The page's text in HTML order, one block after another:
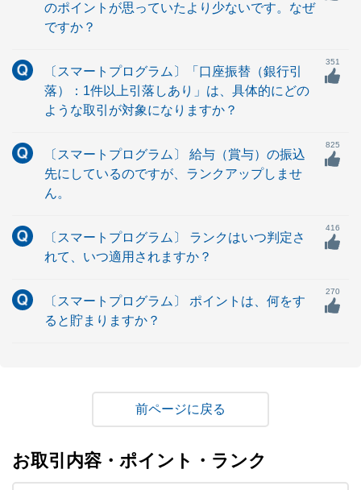
のポイントが思っていたより少ないです。なぜ
ですか？
〔スマートプログラム〕「口座振替（銀行引
落）：1件以上引落しあり」は、具体的にどの
ような取引が対象になりますか？
351
〔スマートプログラム〕 給与（賞与）の振込
先にしているのですが、ランクアップしませ
ん。
825
〔スマートプログラム〕 ランクはいつ判定さ
れて、いつ適用されますか？
416
〔スマートプログラム〕 ポイントは、何をす
ると貯まりますか？
270
戻る
お取引内容・ポイント・ランク